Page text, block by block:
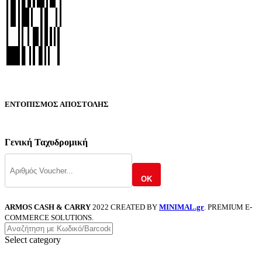
ΕΝΤΟΠΙΣΜΟΣ ΑΠΟΣΤΟΛΗΣ
Γενική Ταχυδρομική
OK
ARMOS CASH & CARRY 2022 CREATED BY MINIMAL.gr. PREMIUM E-
COMMERCE SOLUTIONS.
Select category